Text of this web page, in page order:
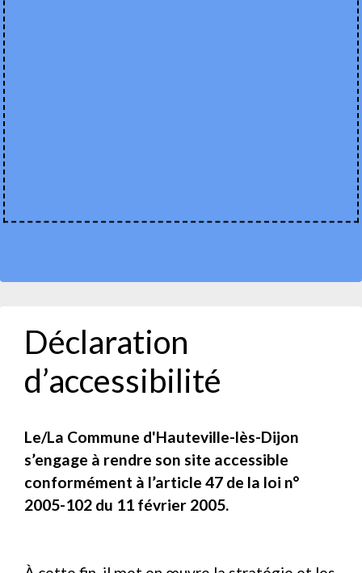
Déclaration
d’accessibilité
Le/La Commune d'Hauteville-lès-Dijon
s’engage à rendre son site accessible
conformément à l’article 47 de la loi n°
2005-102 du 11 février 2005.